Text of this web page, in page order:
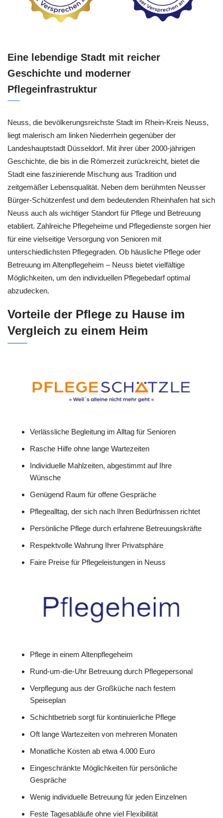
Eine lebendige Stadt mit reicher
Geschichte und moderner
Pflegeinfrastruktur
Neuss, die bevölkerungsreichste Stadt im Rhein-Kreis Neuss,
liegt malerisch am linken Niederrhein gegenüber der
Landeshauptstadt Düsseldorf. Mit ihrer über 2000-jährigen
Geschichte, die bis in die Römerzeit zurückreicht, bietet die
Stadt eine faszinierende Mischung aus Tradition und
zeitgemäßer Lebensqualität. Neben dem berühmten Neusser
Bürger-Schützenfest und dem bedeutenden Rheinhafen hat sich
Neuss auch als wichtiger Standort für Pflege und Betreuung
etabliert. Zahlreiche Pflegeheime und Pflegedienste sorgen hier
für eine vielseitige Versorgung von Senioren mit
unterschiedlichsten Pflegegraden. Ob häusliche Pflege oder
Betreuung im Altenpflegeheim – Neuss bietet vielfältige
Möglichkeiten, um den individuellen Pflegebedarf optimal
abzudecken.
Vorteile der Pflege zu Hause im
Vergleich zu einem Heim
Verlässliche Begleitung im Alltag für Senioren
Rasche Hilfe ohne lange Wartezeiten
Individuelle Mahlzeiten, abgestimmt auf Ihre
Wünsche
Genügend Raum für offene Gespräche
Pflegealltag, der sich nach Ihren Bedürfnissen richtet
Persönliche Pflege durch erfahrene Betreuungskräfte
Respektvolle Wahrung Ihrer Privatsphäre
Faire Preise für Pflegeleistungen in Neuss
Pflege in einem Altenpflegeheim
Rund-um-die-Uhr Betreuung durch Pflegepersonal
Verpflegung aus der Großküche nach festem
Speiseplan
Schichtbetrieb sorgt für kontinuierliche Pflege
Oft lange Wartezeiten von mehreren Monaten
Monatliche Kosten ab etwa 4.000 Euro
Eingeschränkte Möglichkeiten für persönliche
Gespräche
Wenig individuelle Betreuung für jeden Einzelnen
Feste Tagesabläufe ohne viel Flexibilität